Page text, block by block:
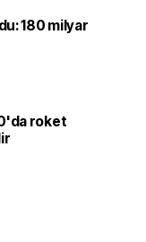
180 milyar
roket